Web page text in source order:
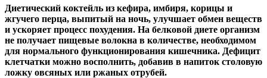
Диетический коктейль из кефира, имбиря, корицы и
жгучего перца, выпитый на ночь, улучшает обмен веществ
и ускоряет процесс похудения. На белковой диете организм
не получает пищевые волокна в количестве, необходимом
для нормального функционирования кишечника. Дефицит
клетчатки можно восполнить, добавив в напиток столовую
ложку овсяных или ржаных отрубей.